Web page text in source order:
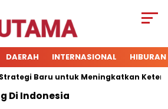
DAERAH INTERNASIONAL HIBURAN
Baru untuk Meningkatkan
Di Indonesia